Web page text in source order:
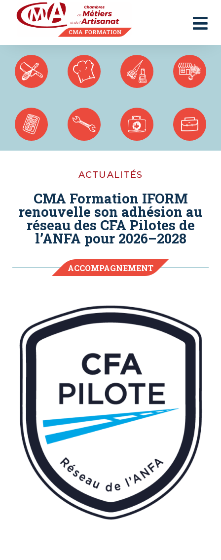
ACTUALITÉS
CMA Formation IFORM
renouvelle son adhésion au
réseau des CFA Pilotes de
l’ANFA pour 2026–2028
ACCOMPAGNEMENT
Panneau de gestion des cookies